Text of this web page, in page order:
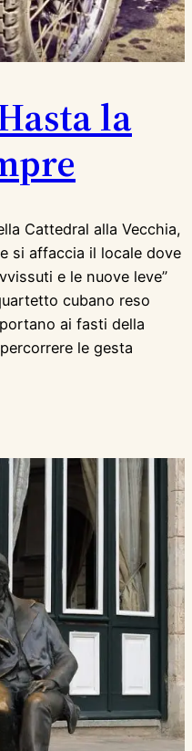
la
Cattedral alla Vecchia,
si affaccia il locale dove
e le nuove leve”
cubano reso
ai fasti della
le gesta